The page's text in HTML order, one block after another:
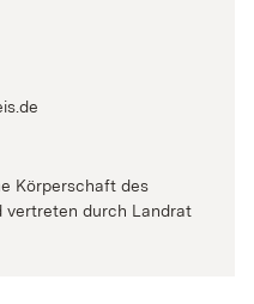
Körperschaft des
vertreten durch Landrat